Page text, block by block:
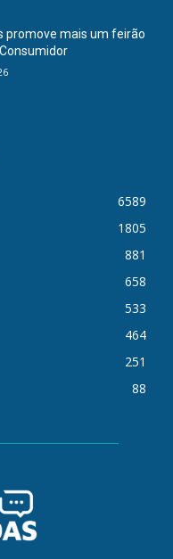
promove mais um feirão
6589
1805
881
658
533
464
251
88